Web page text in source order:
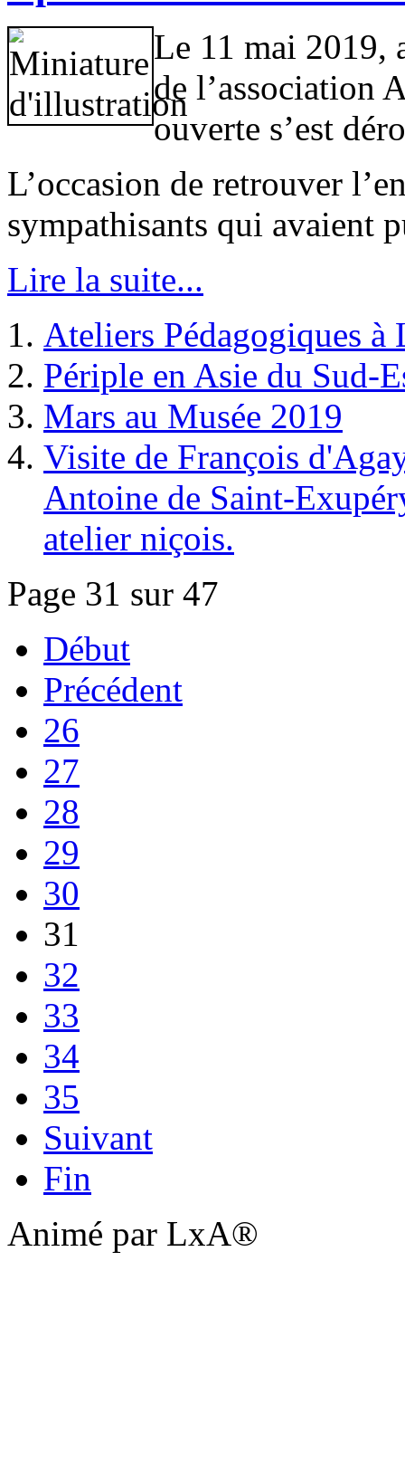
Le 11 mai 2019,
de l’association
ouverte s’est
L’occasion de retrouver
sympathisants qui avaient
Lire la suite...
Ateliers Pédagogiques à
Périple en Asie du Sud-
Mars au Musée 2019
Visite de François
Antoine de Saint-
atelier niçois.
Page 31 sur 47
Début
Précédent
26
27
28
29
30
31
32
33
34
35
Suivant
Fin
Animé par LxA®